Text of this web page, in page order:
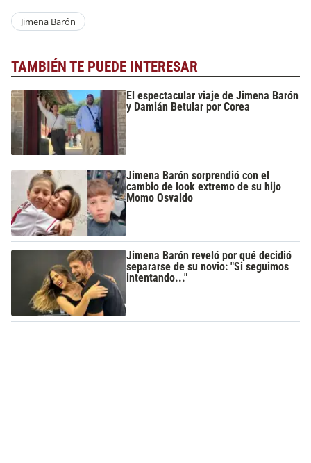
Jimena Barón
TAMBIÉN TE PUEDE INTERESAR
El espectacular viaje de Jimena Barón
y Damián Betular por Corea
Jimena Barón sorprendió con el
cambio de look extremo de su hijo
Momo Osvaldo
Jimena Barón reveló por qué decidió
separarse de su novio: "Si seguimos
intentando..."